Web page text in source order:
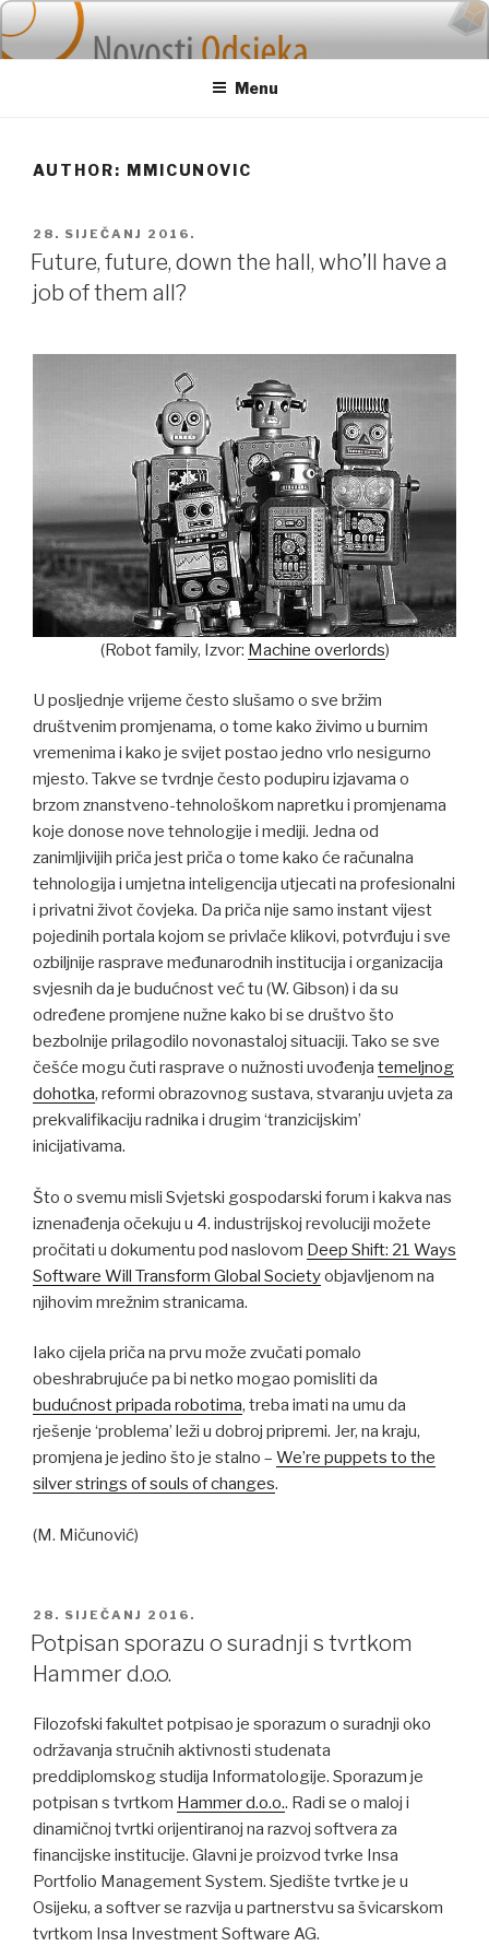
Skip
to
content
Menu
AUTHOR: MMICUNOVIC
POSTED
ON
28. SIJEČANJ 2016.
Future, future, down the hall, who’ll have a
job of them all?
(Robot family, Izvor: Machine overlords)
U posljednje vrijeme često slušamo o sve bržim
društvenim promjenama, o tome kako živimo u burnim
vremenima i kako je svijet postao jedno vrlo nesigurno
mjesto. Takve se tvrdnje često podupiru izjavama o
brzom znanstveno-tehnološkom napretku i promjenama
koje donose nove tehnologije i mediji. Jedna od
zanimljivijih priča jest priča o tome kako će računalna
tehnologija i umjetna inteligencija utjecati na profesionalni
i privatni život čovjeka. Da priča nije samo instant vijest
pojedinih portala kojom se privlače klikovi, potvrđuju i sve
ozbiljnije rasprave međunarodnih institucija i organizacija
svjesnih da je budućnost već tu (W. Gibson) i da su
određene promjene nužne kako bi se društvo što
bezbolnije prilagodilo novonastaloj situaciji. Tako se sve
češće mogu čuti rasprave o nužnosti uvođenja temeljnog
dohotka, reformi obrazovnog sustava, stvaranju uvjeta za
prekvalifikaciju radnika i drugim ‘tranzicijskim’
inicijativama.
Što o svemu misli Svjetski gospodarski forum i kakva nas
iznenađenja očekuju u 4. industrijskoj revoluciji možete
pročitati u dokumentu pod naslovom Deep Shift: 21 Ways
Software Will Transform Global Societyobjavljenom na
njihovim mrežnim stranicama.
Iako cijela priča na prvu može zvučati pomalo
obeshrabrujuće pa bi netko mogao pomisliti da
budućnost pripada robotima, treba imati na umu da
rješenje ‘problema’ leži u dobroj pripremi. Jer, na kraju,
promjena je jedino što je stalno – We’re puppets to the
silver strings of souls of changes.
(M. Mičunović)
POSTED
ON
28. SIJEČANJ 2016.
Potpisan sporazu o suradnji s tvrtkom
Hammer d.o.o.
Filozofski fakultet potpisao je sporazum o suradnji oko
održavanja stručnih aktivnosti studenata
preddiplomskog studija Informatologije. Sporazum je
potpisan s tvrtkom Hammer d.o.o.. Radi se o maloj i
dinamičnoj tvrtki orijentiranoj na razvoj softvera za
financijske institucije. Glavni je proizvod tvrke Insa
Portfolio Management System. Sjedište tvrtke je u
Osijeku, a softver se razvija u partnerstvu sa švicarskom
tvrtkom Insa Investment Software AG.